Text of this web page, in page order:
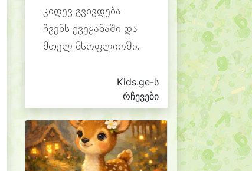
კიდევ გვხვდება
ჩვენს ქვეყანაში და
მთელ მსოფლიოში.
Kids.ge-ს
რჩევები